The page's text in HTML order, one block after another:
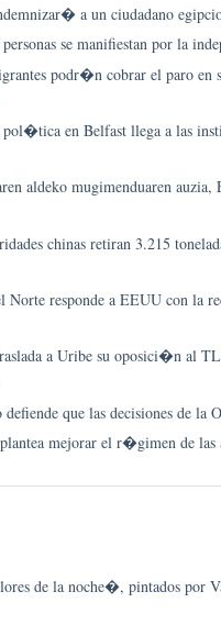
a un ciudadano
se manifiestan por la
podr�n cobrar el paro en
en Belfast llega a las
aldeko mugimenduaren auzia,
chinas retiran 3.215
Norte responde a EEUU con la
a Uribe su oposici�n al
defiende que las decisiones de la
mejorar el r�gimen de
de la noche�, pintados por